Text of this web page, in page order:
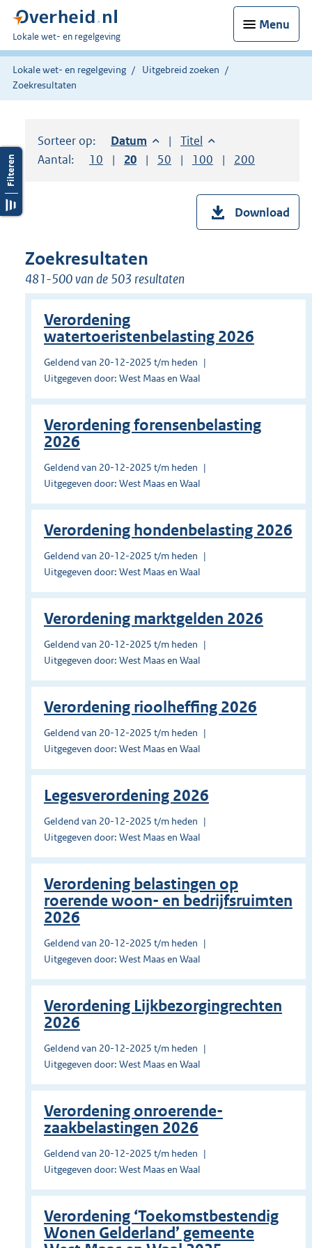
Menu
U
bent
hier:
Lokale wet- en regelgeving
Lokale wet- en regelgeving
Uitgebreid zoeken
Zoekresultaten
Sorteer op: Sorteer op:
Datum aflopendSorteer op:
Titel oplopend
Aantal:
Toon
10 resultaten per pagina
Toon
20 resultaten per pagina
Toon
50 resultaten per pagina
Toon
100 resultaten per
Toon
200
Download
Zoekresultaten
481-500 van de 503 resultaten
Verordening
watertoeristenbelasting 2026
Geldend van 20-12-2025 t/m heden
Uitgegeven door: West Maas en Waal
Verordening forensenbelasting
2026
Geldend van 20-12-2025 t/m heden
Uitgegeven door: West Maas en Waal
Verordening hondenbelasting 2026
Geldend van 20-12-2025 t/m heden
Uitgegeven door: West Maas en Waal
Verordening marktgelden 2026
Geldend van 20-12-2025 t/m heden
Uitgegeven door: West Maas en Waal
Verordening rioolheffing 2026
Geldend van 20-12-2025 t/m heden
Uitgegeven door: West Maas en Waal
Legesverordening 2026
Geldend van 20-12-2025 t/m heden
Uitgegeven door: West Maas en Waal
Verordening belastingen op
roerende woon- en bedrijfsruimten
2026
Geldend van 20-12-2025 t/m heden
Uitgegeven door: West Maas en Waal
Verordening Lijkbezorgingrechten
2026
Geldend van 20-12-2025 t/m heden
Uitgegeven door: West Maas en Waal
Verordening onroerende-
zaakbelastingen 2026
Geldend van 20-12-2025 t/m heden
Uitgegeven door: West Maas en Waal
Verordening ‘Toekomstbestendig
Wonen Gelderland’ gemeente